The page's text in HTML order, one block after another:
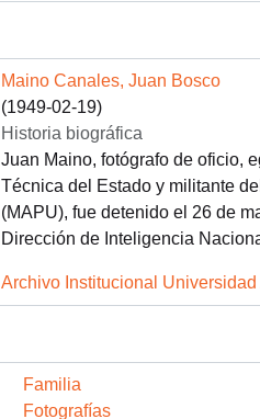
Maino Canales, Juan Bosco
(1949-02-19)
Historia biográfica
Juan Maino, fotógrafo de oficio,
Técnica del Estado y militante
(MAPU), fue detenido el 26 de
Dirección de Inteligencia
Archivo Institucional
Familia
Fotografías